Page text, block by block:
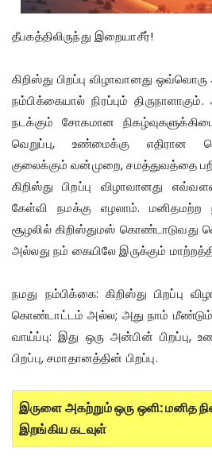
தீபகத்திலிருந்து இறையாசீர்!
கிறிஸ்து பிறப்பு விழாவானது
நம்பிக்கையால் நிரப்பும்
நடக்கும் சோகமான
வெறுப்பு, உண்மைக்கு எதிரான
குலைக்கும் வன்முறை, சமத்துவத்தை
கிறிஸ்து பிறப்பு விழாவானது
கேள்வி நமக்கு எழலாம். மனிதமற்ற
சூழலில் கிறிஸ்துமஸ் கொண்டாடுவது
அல்லது நம் கையிலே இருக்கும்
நமது நம்பிக்கை: கிறிஸ்து பிறப்பு
கொண்டாட்டம் அல்ல; அது நாம் மீண்டும்
வாய்ப்பு: இது ஒரு அன்பின் பிறப்பு,
பிறப்பு, சமாதானத்தின் பிறப்பு.
இருளை அகற்றும் ஒரு ஒளி: மனித
இறங்கிய கடவுள்